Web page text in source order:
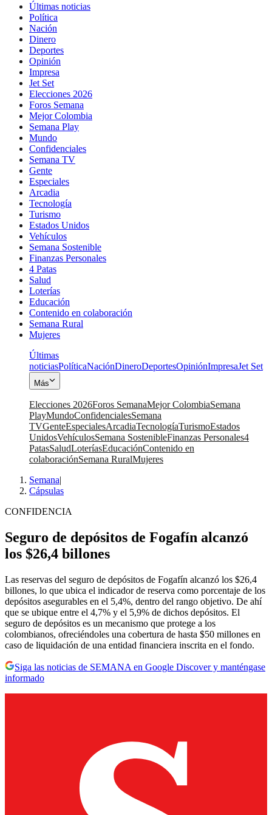
Últimas noticias
Política
Nación
Dinero
Deportes
Opinión
Impresa
Jet Set
Elecciones 2026
Foros Semana
Mejor Colombia
Semana Play
Mundo
Confidenciales
Semana TV
Gente
Especiales
Arcadia
Tecnología
Turismo
Estados Unidos
Vehículos
Semana Sostenible
Finanzas Personales
4 Patas
Salud
Loterías
Educación
Contenido en colaboración
Semana Rural
Mujeres
Últimas
noticiasPolíticaNaciónDineroDeportesOpiniónImpresaJet Set
Más
Elecciones 2026Foros SemanaMejor ColombiaSemana
PlayMundoConfidencialesSemana
TVGenteEspecialesArcadiaTecnologíaTurismoEstados
UnidosVehículosSemana SostenibleFinanzas Personales4
PatasSaludLoteríasEducaciónContenido en
colaboraciónSemana RuralMujeres
Semana|
Cápsulas
CONFIDENCIA
Seguro de depósitos de Fogafín alcanzó
los $26,4 billones
Las reservas del seguro de depósitos de Fogafín alcanzó los $26,4
billones, lo que ubica el indicador de reserva como porcentaje de los
depósitos asegurables en el 5,4%, dentro del rango objetivo. De ahí
que se ubique entre el 4,7% y el 5,9% de dichos depósitos. El
seguro de depósitos es un mecanismo que protege a los
colombianos, ofreciéndoles una cobertura de hasta $50 millones en
caso de liquidación de una entidad financiera inscrita en el fondo.
Siga las noticias de SEMANA en Google Discover y manténgase
informado